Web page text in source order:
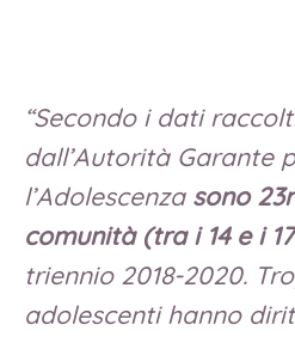
“Secondo i dati
dall’Autorità Garante
l’Adolescenza sono
comunità (tra i 14 e i
triennio 2018-2020.
adolescenti hanno